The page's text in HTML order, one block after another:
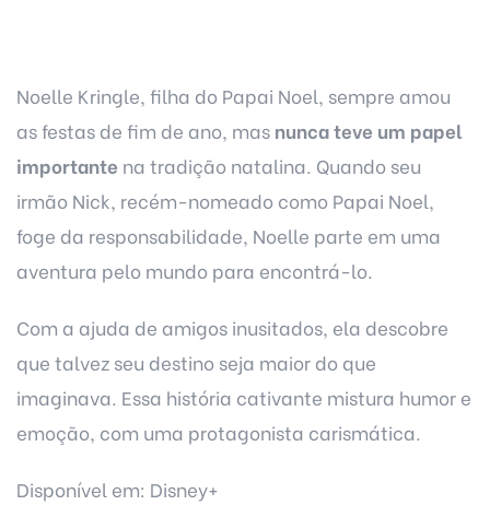
Noelle Kringle, filha do Papai Noel, sempre amou
as festas de fim de ano, mas nunca teve um papel
importante na tradição natalina. Quando seu
irmão Nick, recém-nomeado como Papai Noel,
foge da responsabilidade, Noelle parte em uma
aventura pelo mundo para encontrá-lo.
Com a ajuda de amigos inusitados, ela descobre
que talvez seu destino seja maior do que
imaginava. Essa história cativante mistura humor e
emoção, com uma protagonista carismática.
Disponível em: Disney+